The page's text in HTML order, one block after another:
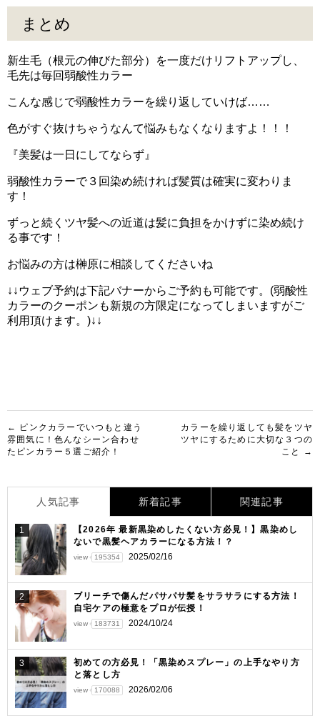
まとめ
新生毛（根元の伸びた部分）を一度だけリフトアップし、
毛先は毎回弱酸性カラー
こんな感じで弱酸性カラーを繰り返していけば……
色がすぐ抜けちゃうなんて悩みもなくなりますよ！！！
『美髪は一日にしてならず』
弱酸性カラーで３回染め続ければ髪質は確実に変わりま
す！
ずっと続くツヤ髪への近道は髪に負担をかけずに染め続け
る事です！
お悩みの方は榊原に相談してくださいね
↓↓ウェブ予約は下記バナーからご予約も可能です。(弱酸性
カラーのクーポンも新規の方限定になってしまいますがご
利用頂けます。)↓↓
投
稿
ー
シ
ョ
ン
← ピンクカラーでいつもと違う
雰囲気に！色んなシーン合わせ
たピンカラー５選ご紹介！
カラーを繰り返しても髪をツヤ
ツヤにするために大切な３つの
こと →
人気記事 新着記事 関連記事
1
【2026年 最新黒染めしたくない方必見！】黒染めし
ないで黒髪ヘアカラーになる方法！？
view 195354 2025/02/16
2
ブリーチで傷んだパサパサ髪をサラサラにする方法！
自宅ケアの極意をプロが伝授！
view 183731 2024/10/24
3
初めての方必見！「黒染めスプレー」の上手なやり方
と落とし方
view 170088 2026/02/06